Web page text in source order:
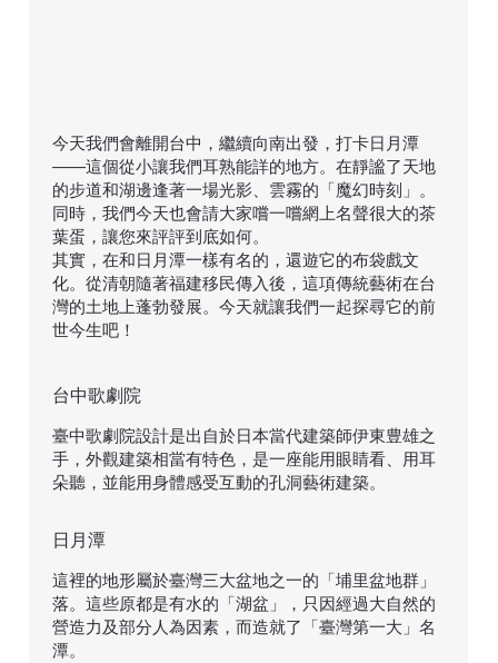
今天我們會離開台中，繼續向南出發，打卡日月潭
——這個從小讓我們耳熟能詳的地方。在靜謐了天地
的步道和湖邊逢著一場光影、雲霧的「魔幻時刻」。
同時，我們今天也會請大家嚐一嚐網上名聲很大的茶
葉蛋，讓您來評評到底如何。
​其實，在和日月潭一樣有名的，還遊它的布袋戲文
化。從清朝隨著福建移民傳入後，這項傳統藝術在台
灣的土地上蓬勃發展。今天就讓我們一起探尋它的前
世今生吧！
臺中歌劇院設計是出自於日本當代建築師伊東豊雄之
手，外觀建築相當有特色，是一座能用眼睛看、用耳
朵聽，並能用身體感受互動的孔洞藝術建築。
台中歌劇院
這裡的地形屬於臺灣三大盆地之一的「埔里盆地群」
落。這些原都是有水的「湖盆」，只因經過大自然的
營造力及部分人為因素，而造就了「臺灣第一大」名
潭。
日月潭